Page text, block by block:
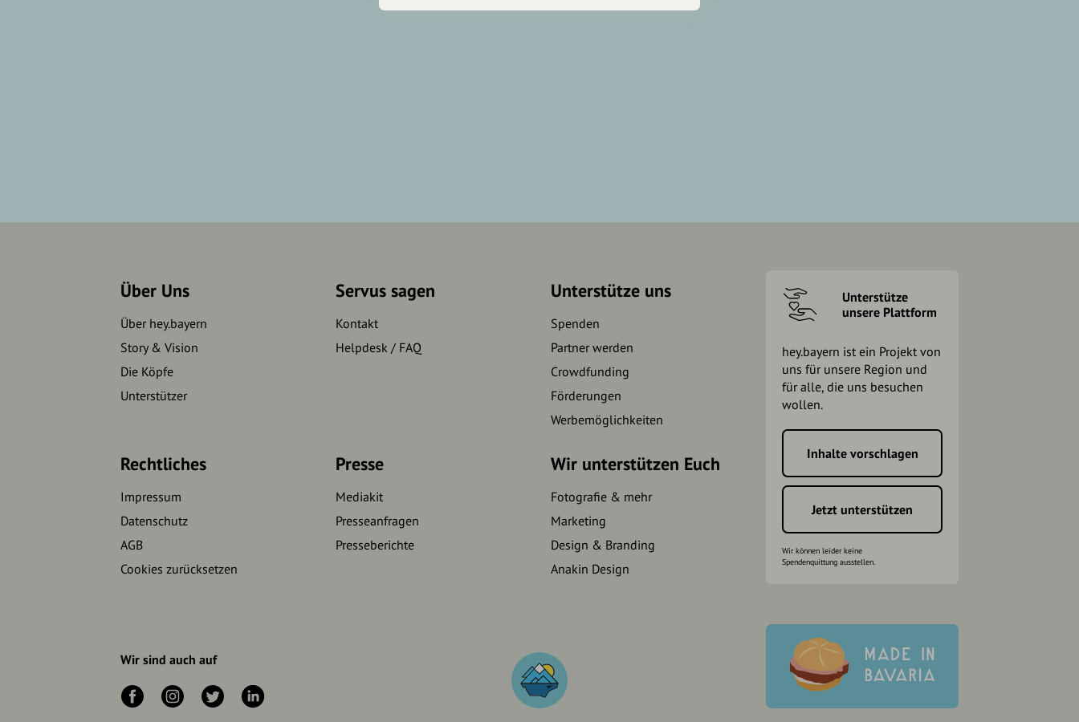
Über Uns
Über hey.bayern
Story & Vision
Die Köpfe
Unterstützer
Servus sagen
Kontakt
Helpdesk / FAQ
Unterstütze uns
Spenden
Partner werden
Crowdfunding
Förderungen
Werbemöglichkeiten
Rechtliches
Impressum
Datenschutz
AGB
Cookies zurücksetzen
Presse
Mediakit
Presseanfragen
Presseberichte
Wir unterstützen Euch
Fotografie & mehr
Marketing
Design & Branding
Anakin Design
Unterstütze
unsere Plattform
hey.bayern ist ein Projekt von
uns für unsere Region und
für alle, die uns besuchen
wollen.
Inhalte vorschlagen
Jetzt unterstützen
Wir können leider keine
Spendenquittung ausstellen.
Wir sind auch auf